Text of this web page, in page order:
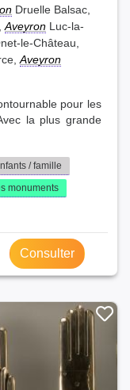
Druelle Balsac,
Aveyron Luc-la-
le-Château,
Aveyron
pour les
la plus grande
/ famille
monuments
Consulter